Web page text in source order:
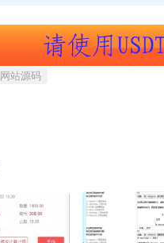
网站源码